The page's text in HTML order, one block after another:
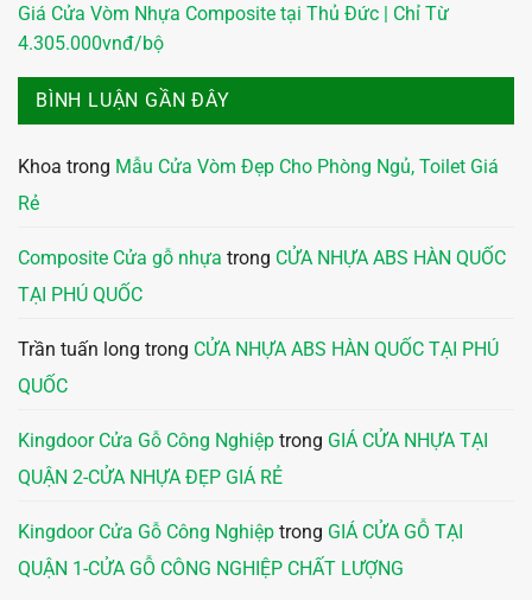
Giá Cửa Vòm Nhựa Composite tại Thủ Đức | Chỉ Từ
4.305.000vnđ/bộ
BÌNH LUẬN GẦN ĐÂY
Khoa trong Mẫu Cửa Vòm Đẹp Cho Phòng Ngủ, Toilet Giá
Rẻ
Composite Cửa gỗ nhựa trong CỬA NHỰA ABS HÀN QUỐC
TẠI PHÚ QUỐC
Trần tuấn long trong CỬA NHỰA ABS HÀN QUỐC TẠI PHÚ
QUỐC
Kingdoor Cửa Gỗ Công Nghiệp trong GIÁ CỬA NHỰA TẠI
QUẬN 2-CỬA NHỰA ĐẸP GIÁ RẺ
Kingdoor Cửa Gỗ Công Nghiệp trong GIÁ CỬA GỖ TẠI
QUẬN 1-CỬA GỖ CÔNG NGHIỆP CHẤT LƯỢNG